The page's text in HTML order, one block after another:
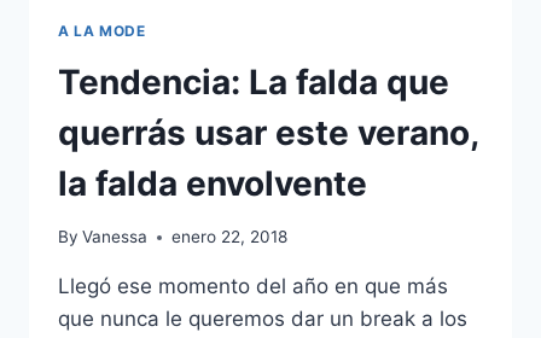
A LA MODE
Tendencia: La falda que
querrás usar este verano,
la falda envolvente
By Vanessa enero 22, 2018
Llegó ese momento del año en que más
que nunca le queremos dar un break a los